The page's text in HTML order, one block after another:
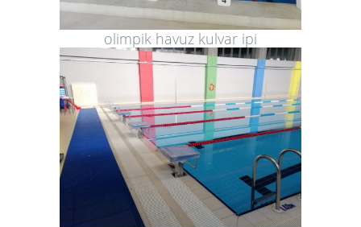
olimpik havuz kulvar ipi